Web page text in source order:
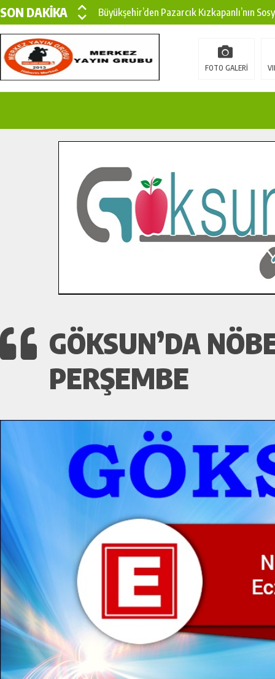
SON DAKİKA
Büyükşehir’den Pazarcık Kızkapanlı’nın
Büyükşehir’den Pazarcık Kırsalına Modern
Çin’den KSÜ’ye Uluslararası Başarı:
İlçe Jandarma Komutanı Karakaya’dan
Bertiz’in Yeni Köprüsünde Sona Doğru.
FOTO GALERİ
GÖKSUN’DA
PERŞEMBE